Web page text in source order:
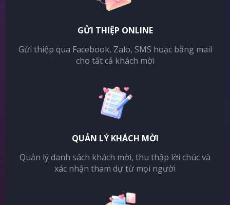
GỬI THIỆP ONLINE
Gửi thiệp qua Facebook, Zalo, SMS hoặc bằng mail
cho tất cả khách mời
QUẢN LÝ KHÁCH MỜI
Quản lý danh sách khách mời, thu thập lời chúc và
xác nhận tham dự từ mọi người